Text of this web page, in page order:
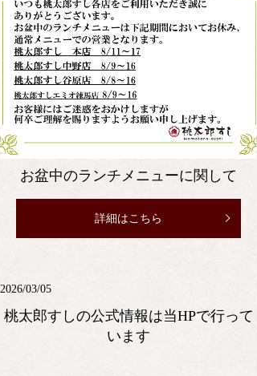
お盆中のランチメニューに関して
詳細はこちら
2026/03/05
桃太郎すしの公式情報は当HPで行って
います